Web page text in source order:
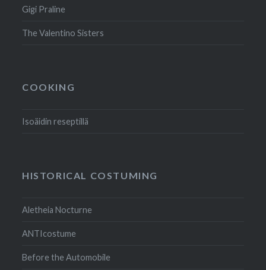
Gigi Praline
The Valentino Sisters
COOKING
Isoäidin reseptillä
HISTORICAL COSTUMING
Aletheia Nocturne
ANTIcostume
Before the Automobile